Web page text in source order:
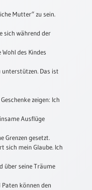
Mutter“ zu sein.
sich während der
des Kindes
unterstützen. Das ist
zeigen: Ich
Ausflüge
Grenzen gesetzt.
sich mein Glaube. Ich
über seine Träume
können den